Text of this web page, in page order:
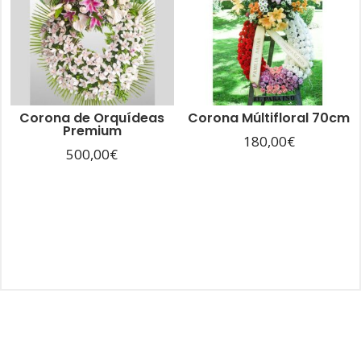
Corona de Orquídeas
Premium
500,00€
Corona Múltifloral 70cm
180,00€